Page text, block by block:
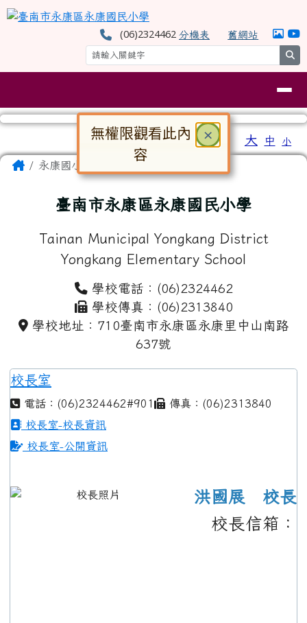
跳至主內容區
臺南市永康區永康國民小學
(06)2324462分機表 舊網站
⏸
大 中 小
主內容區域
Home永康國小
臺南市永康區永康國民小學
Tainan Municipal Yongkang District
Yongkang Elementary School
學校電話：(06)2324462
學校傳真：(06)2313840
學校地址：710臺南市永康區永康里中山南路
637號
校長室
電話：(06)2324462#901
傳真：(06)2313840
校長室-校長資訊
校長室-公開資訊
洪國展 校長
校長信箱：
頁尾區域
× 關閉
無權限觀看此內
容
對話框已開啟。請使用 Tab 鍵在